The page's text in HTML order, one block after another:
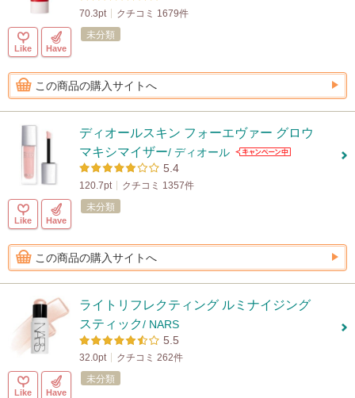
70.3pt クチコミ 1679件
Like Have
未分類
この商品の購入サイトへ
ディオールスキン フォーエヴァー グロウ
マキシマイザー/ ディオール
5.4
120.7pt クチコミ 1357件
Like Have
未分類
この商品の購入サイトへ
ライトリフレクティング ルミナイジング
スティック/ NARS
5.5
32.0pt クチコミ 262件
Like Have
未分類